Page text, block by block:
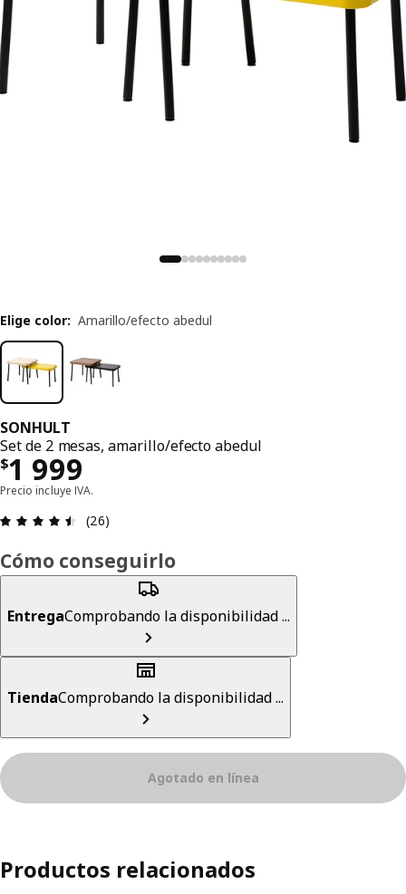
SONHULT
Set de 2 mesas, amarillo/efecto abedul
$1 999
Precio $ 1999
Precio incluye IVA.
Revisión: 4.5 fuera de 5 estrellas. Revisiones
(26)
Elige color: Amarillo/efecto abedul
Cómo conseguirlo
EntregaComprobando la disponibilidad ...
TiendaComprobando la disponibilidad ...
Agotado en línea
Productos relacionados